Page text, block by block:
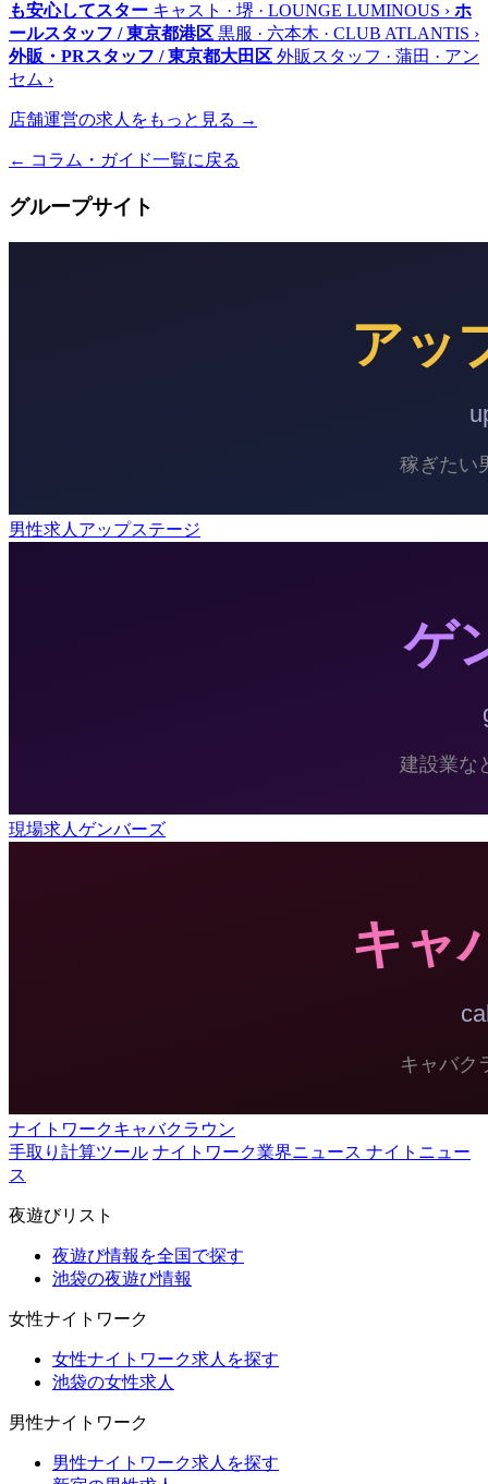
も安心してスター キャスト · 堺 · LOUNGE LUMINOUS › ホ
ールスタッフ / 東京都港区 黒服 · 六本木 · CLUB ATLANTIS ›
外販・PRスタッフ / 東京都大田区 外販スタッフ · 蒲田 · アン
セム ›
店舗運営の求人をもっと見る →
← コラム・ガイド一覧に戻る
グループサイト
男性求人アップステージ
現場求人ゲンバーズ
ナイトワークキャバクラウン
手取り計算ツール ナイトワーク業界ニュース ナイトニュー
ス
夜遊びリスト
夜遊び情報を全国で探す
池袋の夜遊び情報
女性ナイトワーク
女性ナイトワーク求人を探す
池袋の女性求人
男性ナイトワーク
男性ナイトワーク求人を探す